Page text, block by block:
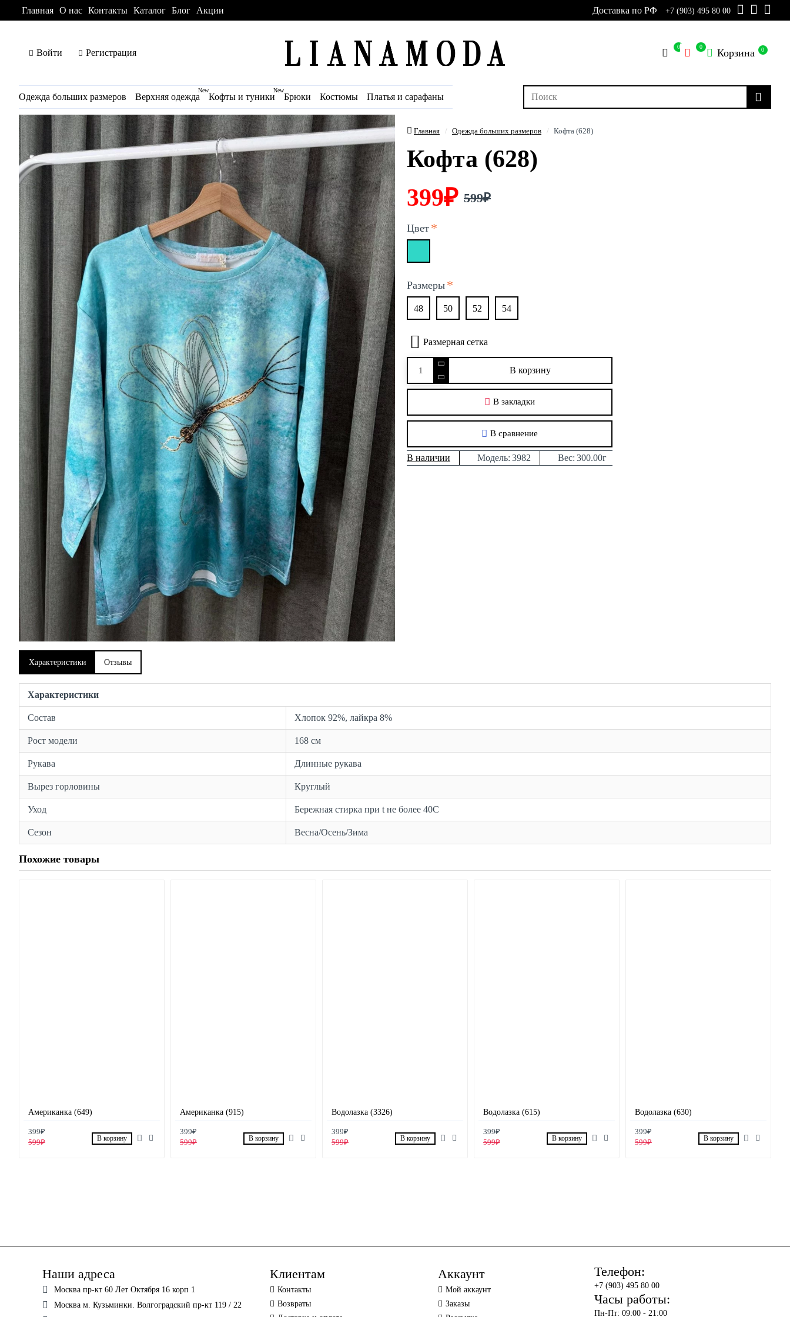
Главная О нас Контакты Каталог Блог Акции Доставка по РФ +7 (903) 495 80 00
Войти Регистрация
0 0 Корзина 0
Одежда больших размеров Верхняя одежда
New
Кофты и туники
New
Брюки Костюмы Платья и сарафаны
Главная Одежда больших размеров Кофта (628)
Кофта (628)
В наличии Модель: 3982 Вес: 300.00г
399₽ 599₽
Цвет
Размеры
48 50 52 54
В корзину
В закладки
В сравнение
Размерная сетка
Характеристики Отзывы
Характеристики
Состав Хлопок 92%, лайкра 8%
Рост модели 168 см
Рукава Длинные рукава
Вырез горловины Круглый
Уход Бережная стирка при t не более 40С
Сезон Весна/Осень/Зима
Похожие товары
Американка (649)
399₽
599₽
В корзину
Американка (915)
399₽
599₽
В корзину
Водолазка (3326)
399₽
599₽
В корзину
Водолазка (615)
399₽
599₽
В корзину
Водолазка (630)
399₽
599₽
В корзину
Наши адреса
Москва пр-кт 60 Лет Октября 16 корп 1
Москва м. Кузьминки. Волгоградский пр-кт 119 / 22
Клиентам
Контакты
Возвраты
Аккаунт
Мой аккаунт
Заказы
Телефон:
+7 (903) 495 80 00
Часы работы:
Пн-Пт: 09:00 - 21:00